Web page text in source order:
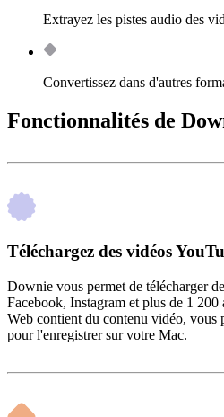
Extrayez les pistes audio des
Convertissez dans d'autres
Fonctionnalités de
Téléchargez des vidéos
Downie vous permet de télécharger
Facebook, Instagram et plus de 1 200
Web contient du contenu vidéo,
pour l'enregistrer sur votre Mac.